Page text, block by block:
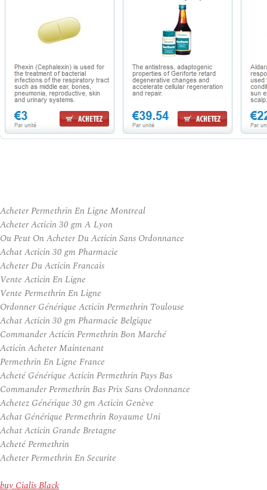
Acheter Permethrin En Ligne Montreal
Acheter Acticin 30 gm A Lyon
Ou Peut On Acheter Du Acticin Sans Ordonnance
Achat Acticin 30 gm Pharmacie
Acheter Du Acticin Francais
Vente Acticin En Ligne
Vente Permethrin En Ligne
Ordonner Générique Acticin Permethrin Toulouse
Achat Acticin 30 gm Pharmacie Belgique
Commander Acticin Permethrin Bon Marché
Acticin Acheter Maintenant
Permethrin En Ligne France
Acheté Générique Acticin Permethrin Pays Bas
Commander Permethrin Bas Prix Sans Ordonnance
Achetez Générique 30 gm Acticin Genève
Achat Générique Permethrin Royaume Uni
Achat Acticin Grande Bretagne
Acheté Permethrin
Acheter Permethrin En Securite
buy Cialis Black